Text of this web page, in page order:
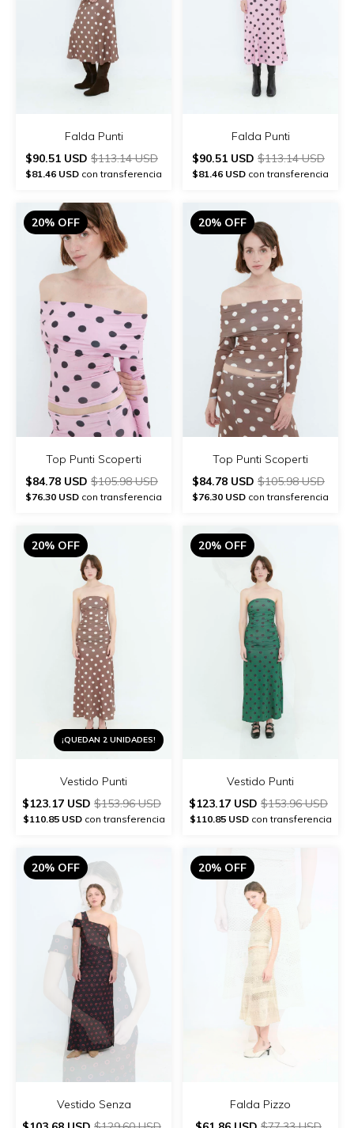
Falda Punti
$90.51 USD $113.14 USD
$81.46 USD con transferencia
Falda Punti
$90.51 USD $113.14 USD
$81.46 USD con transferencia
20% OFF
Top Punti Scoperti
$84.78 USD $105.98 USD
$76.30 USD con transferencia
20% OFF
Top Punti Scoperti
$84.78 USD $105.98 USD
$76.30 USD con transferencia
20% OFF
¡QUEDAN 2 UNIDADES!
Vestido Punti
$123.17 USD $153.96 USD
$110.85 USDcon transferencia
20% OFF
Vestido Punti
$123.17 USD $153.96 USD
$110.85 USDcon transferencia
20% OFF
Vestido Senza
20% OFF
Falda Pizzo